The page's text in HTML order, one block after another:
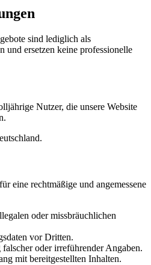
sind lediglich als
und ersetzen keine professionelle
Nutzer, die unsere Website
eine rechtmäßige und angemessene
oder missbräuchlichen
vor Dritten.
oder irreführender Angaben.
mit bereitgestellten Inhalten.